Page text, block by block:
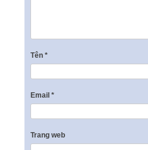
Tên *
Email *
Trang web